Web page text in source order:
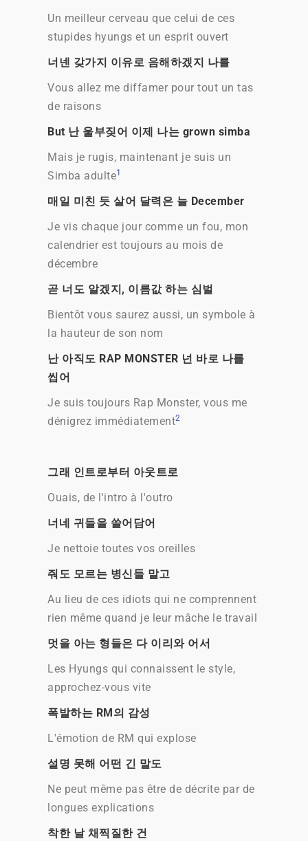
Un meilleur cerveau que celui de ces
stupides hyungs et un esprit ouvert
너넨 갖가지 이유로 음해하겠지 나를
Vous allez me diffamer pour tout un tas
de raisons
But 난 울부짖어 이제 나는 grown simba
Mais je rugis, maintenant je suis un
Simba adulte1
매일 미친 듯 살어 달력은 늘 December
Je vis chaque jour comme un fou, mon
calendrier est toujours au mois de
décembre
곧 너도 알겠지, 이름값 하는 심벌
Bientôt vous saurez aussi, un symbole à
la hauteur de son nom
난 아직도 RAP MONSTER 넌 바로 나를
씹어
Je suis toujours Rap Monster, vous me
dénigrez immédiatement2
그래 인트로부터 아웃트로
Ouais, de l'intro à l'outro
너네 귀들을 쓸어담어
Je nettoie toutes vos oreilles
줘도 모르는 병신들 말고
Au lieu de ces idiots qui ne comprennent
rien même quand je leur mâche le travail
멋을 아는 형들은 다 이리와 어서
Les Hyungs qui connaissent le style,
approchez-vous vite
폭발하는 RM의 감성
L'émotion de RM qui explose
설명 못해 어떤 긴 말도
Ne peut même pas être de décrite par de
longues explications
착한 날 채찍질한 건